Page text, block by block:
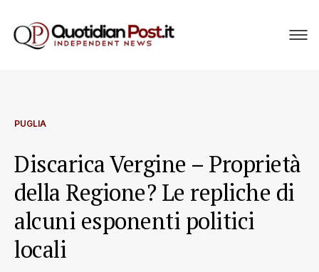
PUGLIA
Discarica Vergine – Proprietà
della Regione? Le repliche di
alcuni esponenti politici
locali